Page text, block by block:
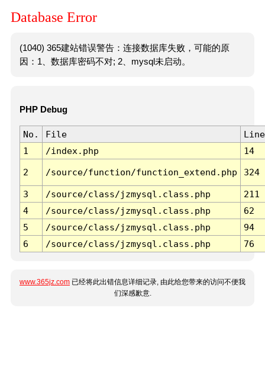
Database Error
(1040) 365建站错误警告：连接数据库失败，可能的原
因：1、数据库密码不对; 2、mysql未启动。
PHP Debug
No. File
Line
1
/index.php 14
2 /source/function/function_extend.php 324
3 /source/class/jzmysql.class.php
211
4
/source/class/jzmysql.class.php
62
5
/source/class/jzmysql.class.php
94
6
/source/class/jzmysql.class.php 76
www.365jz.com 已经将此出错信息详细记录, 由此给您带来的访问不便我
们深感歉意.